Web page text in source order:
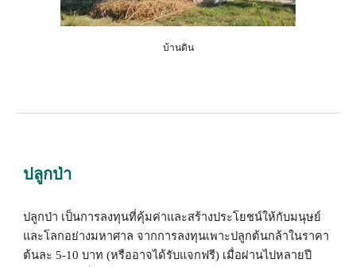
บ้านดิน
ปลูกป่า
ปลูกป่า เป็นการลงทุนที่คุ้มค่าและสร้างประโยชน์ให้กับมนุษย์
และโลกอย่างมหาศาล จากการลงทุนเพาะปลูกต้นกล้าในราคา
ต้นละ 5-10 บาท (หรืออาจได้รับแจกฟรี) เมื่อผ่านไปหลายปี